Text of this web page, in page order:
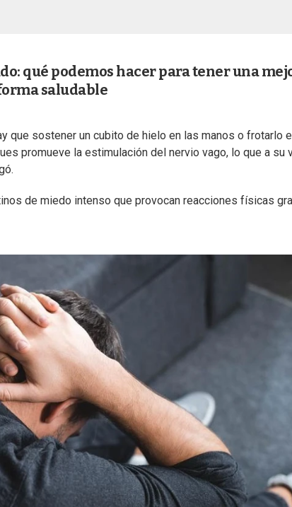
qué podemos hacer para tener una
saludable
que sostener un cubito de hielo en las manos o frotarlo
promueve la estimulación del nervio vago, lo que a su
de miedo intenso que provocan reacciones físicas